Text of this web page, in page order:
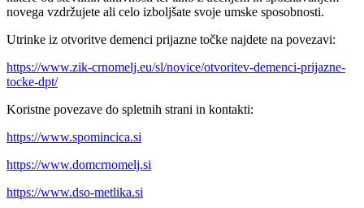
novega vzdržujete ali celo izboljšate svoje umske sposobnosti.
Utrinke iz otvoritve demenci prijazne točke najdete na povezavi:
https://www.zik-crnomelj.eu/sl/novice/otvoritev-demenci-prijazne-
tocke-dpt/
Koristne povezave do spletnih strani in kontakti:
https://www.spomincica.si
https://www.domcrnomelj.si
https://www.dso-metlika.si